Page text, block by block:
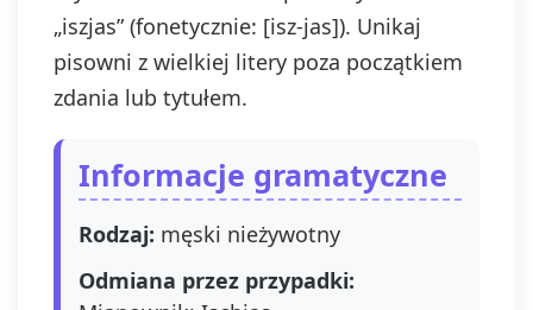
„iszjas” (fonetycznie: [isz-jas]). Unikaj
pisowni z wielkiej litery poza początkiem
zdania lub tytułem.
Informacje gramatyczne
Rodzaj: męski nieżywotny
Odmiana przez przypadki: